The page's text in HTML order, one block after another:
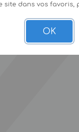
site dans vos favoris,
OK